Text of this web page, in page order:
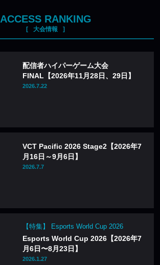
ACCESS RANKING
大会情報
配信者ハイパーゲーム大会
FINAL【2026年11月28日、29日】
2026.7.22
VCT Pacific 2026 Stage2【2026年7
月16日～9月6日】
2026.7.7
【特集】 Esports World Cup 2026
Esports World Cup 2026【2026年7
月6日〜8月23日】
2026.1.27